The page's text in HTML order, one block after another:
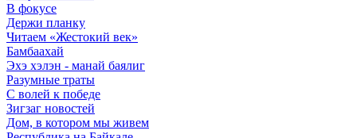
В фокусе
Держи планку
Читаем «Жестокий век»
Бамбаахай
Эхэ хэлэн - манай баялиг
Разумные траты
С волей к победе
Зигзаг новостей
Дом, в котором мы живем